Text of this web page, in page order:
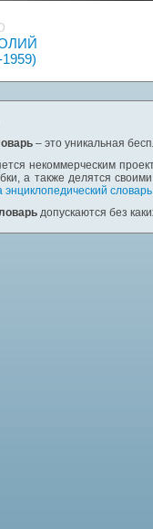
– это уникальная
некоммерческим
а также делятся
энциклопедический словарь
допускаются без